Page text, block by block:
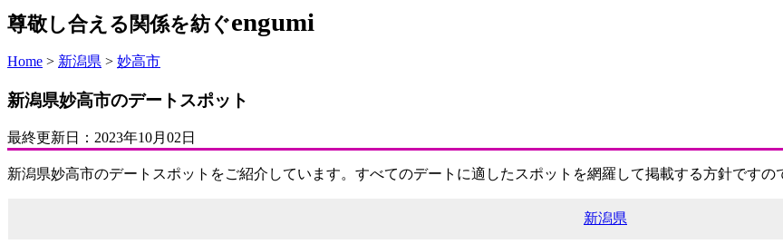
尊敬し合える関係を紡ぐengumi
Home > 新潟県 > 妙高市
新潟県妙高市のデートスポット
最終更新日： 2023年10月02日
新潟県妙高市のデートスポットをご紹介しています。すべてのデートに適したスポットを網羅して掲載する方針ですの
新潟県